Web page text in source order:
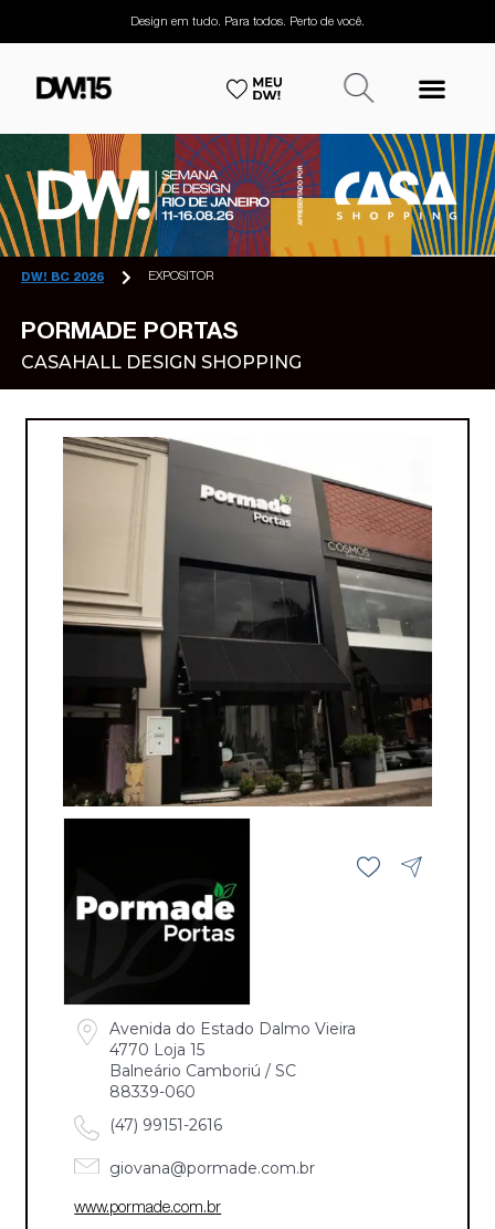
Design em tudo. Para todos. Perto de você.
DW! BC 2026 EXPOSITOR
PORMADE PORTAS
CASAHALL DESIGN SHOPPING
Avenida do Estado Dalmo Vieira
4770 Loja 15
Balneário Camboriú / SC
88339-060
(47) 99151-2616
giovana@pormade.com.br
www.pormade.com.br